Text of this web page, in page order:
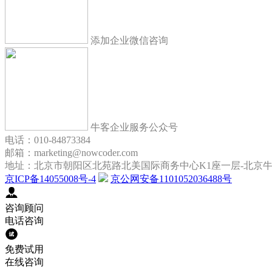
添加企业微信咨询
牛客企业服务公众号
电话：010-84873384
邮箱：marketing@nowcoder.com
地址：北京市朝阳区北苑路北美国际商务中心K1座一层-北京
京ICP备14055008号-4
京公网安备1101052036488号
咨询顾问
电话咨询
免费试用
在线咨询